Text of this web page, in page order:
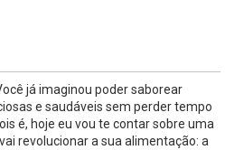
já imaginou poder saborear
e saudáveis ​​sem perder tempo
é, hoje eu vou te contar sobre uma
revolucionar a sua alimentação: a